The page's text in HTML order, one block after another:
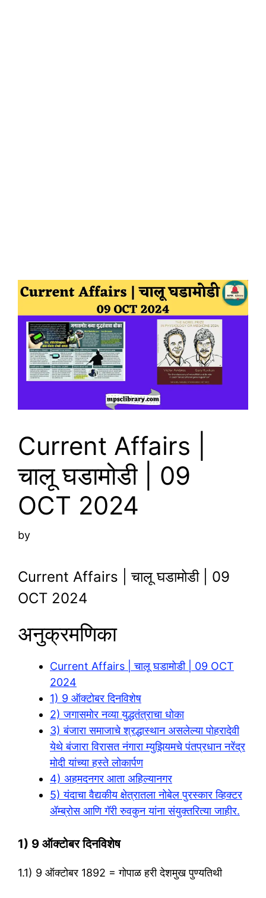
Current Affairs |
चालू घडामोडी | 09
OCT 2024
by
Current Affairs | चालू घडामोडी | 09
OCT 2024
अनुक्रमणिका
Current Affairs | चालू घडामोडी | 09 OCT
2024
1) 9 ऑक्टोबर दिनविशेष
2) जगासमोर नव्या युद्धतंत्राचा धोका
3) बंजारा समाजाचे श्रद्धास्थान असलेल्या पोहरादेवी
येथे बंजारा विरासत नंगारा म्युझियमचे पंतप्रधान नरेंद्र
मोदी यांच्या हस्ते लोकार्पण
4) अहमदनगर आता अहिल्यानगर
5) यंदाचा वैद्यकीय क्षेत्रातला नोबेल पुरस्कार व्हिक्टर
ॲम्ब्रोस आणि गॅरी रुवकुन यांना संयुक्तरित्या जाहीर.
1) 9 ऑक्टोबर दिनविशेष
1.1) 9 ऑक्टोबर 1892 = गोपाळ हरी देशमुख पुण्यतिथी